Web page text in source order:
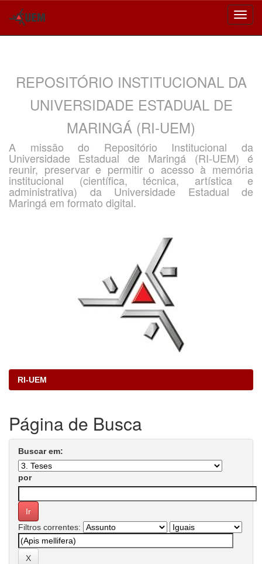
REPOSITÓRIO INSTITUCIONAL DA
UNIVERSIDADE ESTADUAL DE
MARINGÁ (RI-UEM)
A missão do Repositório Institucional da
Universidade Estadual de Maringá (RI-UEM) é
reunir, preservar e permitir o acesso à memória
institucional (científica, técnica, artística e
administrativa) da Universidade Estadual de
Maringá em formato digital.
RI-UEM
Página de Busca
Buscar em:
por
Filtros correntes: